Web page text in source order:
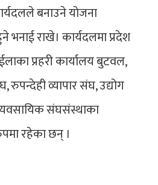
बनाउने योजना
भनाई राखे। कार्यदलमा प्रदेश
प्रहरी कार्यालय बुटवल,
रुपन्देही व्यापार संघ, उद्योग
संघसंस्थाका
रहेका छन् ।